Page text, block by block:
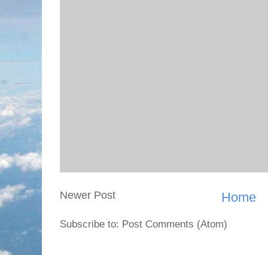
Newer Post Home
Subscribe to: Post Comments (Atom)